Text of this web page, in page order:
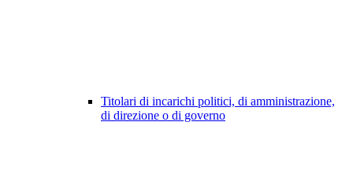
Titolari di incarichi politici, di amministrazione,
di direzione o di governo